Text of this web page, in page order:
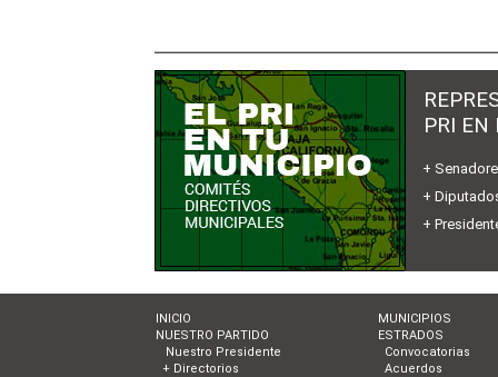
PRI EN
+
+
+
INICIO
NUESTRO PARTIDO
Nuestro Presidente
+ Directorios
MUNICIPIOS
ESTRADOS
Convocatorias
Acuerdos